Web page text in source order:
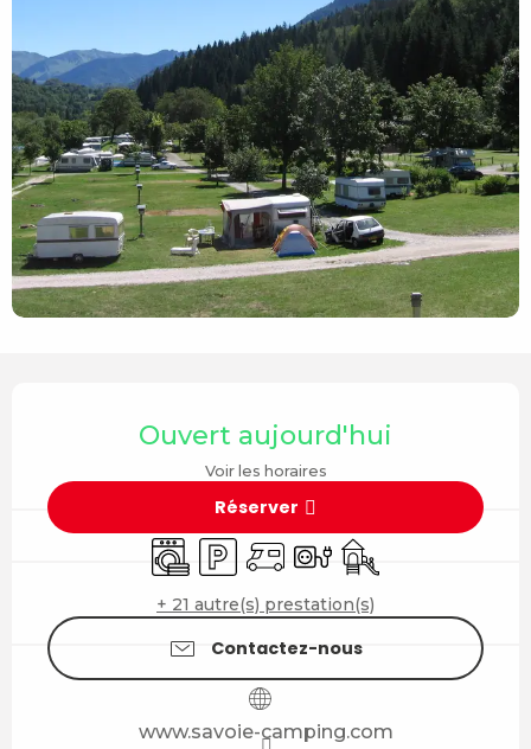
Ouvert aujourd'hui
Voir les horaires
Réserver
Lave linge
ParkingAccueil camping car
Branchements
Jeux pour enfants /
+ 21 autre(s) prestation(s)
Contactez-nous
www.savoie-camping.com